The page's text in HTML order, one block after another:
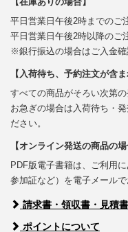
平日営業日午後2時までのご
平日営業日午後2時以降のご
※銀行振込の場合はご入金確
【入荷待ち、予約注文が含ま
すべての商品がそろい次第の
お急ぎの場合は入荷待ち・
ださい。
【オンライン発送の商品の場
PDF版電子書籍は、ご利用
参加証など）を電子メールで
請求書・領収書・見積
ポイントについて